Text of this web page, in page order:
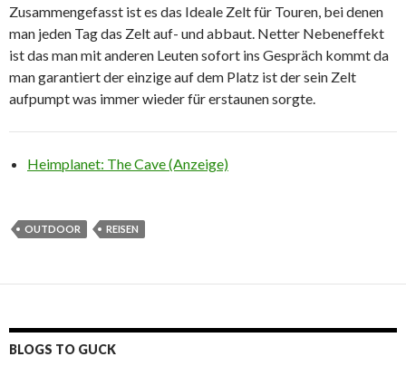
Zusammengefasst ist es das Ideale Zelt für Touren, bei denen
man jeden Tag das Zelt auf- und abbaut. Netter Nebeneffekt
ist das man mit anderen Leuten sofort ins Gespräch kommt da
man garantiert der einzige auf dem Platz ist der sein Zelt
aufpumpt was immer wieder für erstaunen sorgte.
Heimplanet: The Cave (Anzeige)
OUTDOOR REISEN
BLOGS TO GUCK